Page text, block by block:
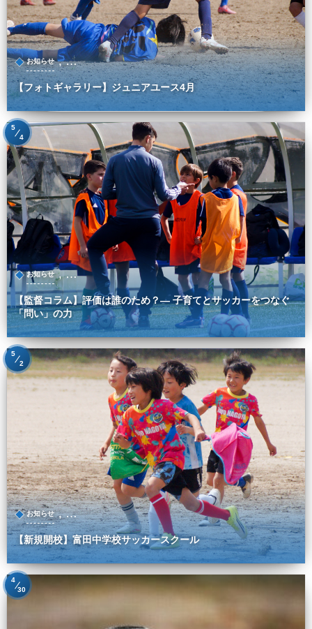
お知らせ , …
【フォトギャラリー】ジュニアユース4月
お知らせ , …
【監督コラム】評価は誰のため？― 子育てとサッカーをつなぐ
「問い」の力
5
4
お知らせ , …
【新規開校】富田中学校サッカースクール
5
2
4
30